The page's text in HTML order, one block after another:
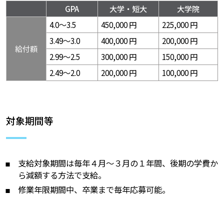
GPA 大学・短大 大学院
給付額
4.0〜3.5 450,000 円
225,000 円
3.49〜3.0
400,000 円
200,000 円
2.99～2.5
300,000 円
150,000 円
2.49〜2.0
200,000 円 100,000 円
対象期間等
支給対象期間は毎年４月～３月の１年間、後期の学費か
ら減額する方法で支給。
修業年限期間中、卒業まで毎年応募可能。